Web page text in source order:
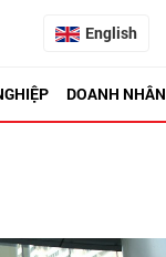
English
DOANH NHÂN